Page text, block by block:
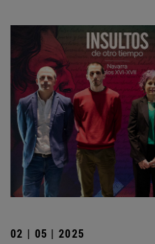
02 | 05 | 2025